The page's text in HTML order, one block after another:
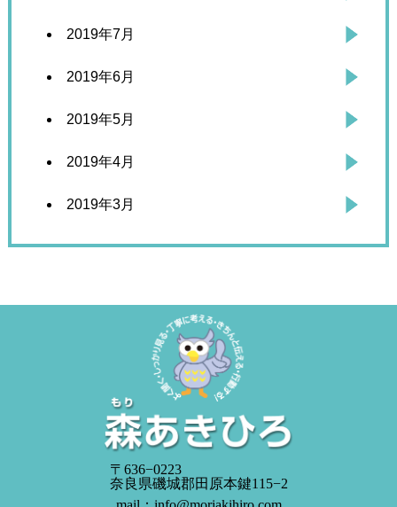
2019年7月
2019年6月
2019年5月
2019年4月
2019年3月
〒636−0223
奈良県磯城郡田原本鍵115−2